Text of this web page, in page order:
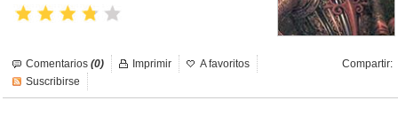
Videos
Galerías
Noticias
Comentarios (0) Compartir:
Imprimir
A favoritos
Suscribirse